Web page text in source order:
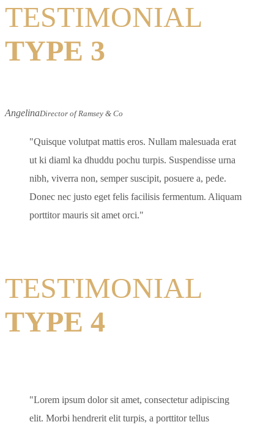
TESTIMONIAL
TYPE 3
AngelinaDirector of Ramsey & Co
Quisque volutpat mattis eros. Nullam malesuada erat
ut ki diaml ka dhuddu pochu turpis. Suspendisse urna
nibh, viverra non, semper suscipit, posuere a, pede.
Donec nec justo eget felis facilisis fermentum. Aliquam
porttitor mauris sit amet orci.
TESTIMONIAL
TYPE 4
Lorem ipsum dolor sit amet, consectetur adipiscing
elit. Morbi hendrerit elit turpis, a porttitor tellus